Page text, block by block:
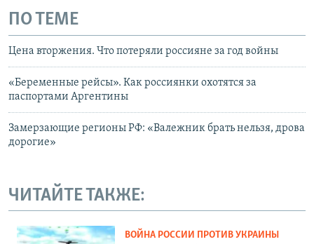
ПО ТЕМЕ
Цена вторжения. Что потеряли россияне за год войны
«Беременные рейсы». Как россиянки охотятся за
паспортами Аргентины
Замерзающие регионы РФ: «Валежник брать нельзя, дрова
дорогие»
ЧИТАЙТЕ ТАКЖЕ:
ВОЙНА РОССИИ ПРОТИВ УКРАИНЫ